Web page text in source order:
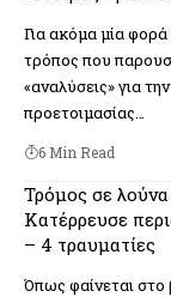
Για ακόμα μία
τρόπος που
«αναλύσεις» για
προετοιμασίας…
6 Min Read
Τρόμος σε
Κατέρρευσε
– 4 τραυματίες
Όπως φαίνεται στο